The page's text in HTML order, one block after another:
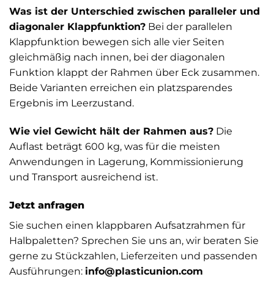
Was ist der Unterschied zwischen paralleler und
diagonaler Klappfunktion? Bei der parallelen
Klappfunktion bewegen sich alle vier Seiten
gleichmäßig nach innen, bei der diagonalen
Funktion klappt der Rahmen über Eck zusammen.
Beide Varianten erreichen ein platzsparendes
Ergebnis im Leerzustand.
Wie viel Gewicht hält der Rahmen aus? Die
Auflast beträgt 600 kg, was für die meisten
Anwendungen in Lagerung, Kommissionierung
und Transport ausreichend ist.
Jetzt anfragen
Sie suchen einen klappbaren Aufsatzrahmen für
Halbpaletten? Sprechen Sie uns an, wir beraten Sie
gerne zu Stückzahlen, Lieferzeiten und passenden
Ausführungen: info@plasticunion.com